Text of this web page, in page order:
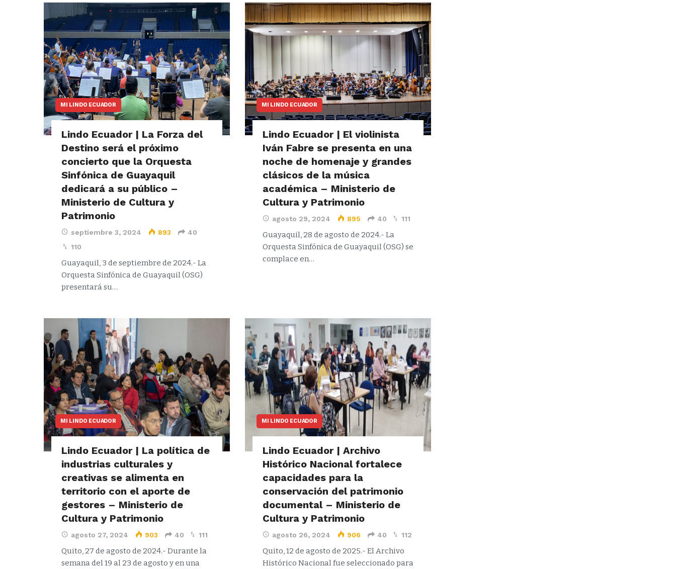
MI LINDO ECUADOR
Lindo Ecuador | La Forza del
Destino será el próximo
concierto que la Orquesta
Sinfónica de Guayaquil
dedicará a su público –
Ministerio de Cultura y
Patrimonio
septiembre 3, 2024 893
40
110
Guayaquil, 3 de septiembre de 2024.- La
Orquesta Sinfónica de Guayaquil (OSG)
presentará su…
MI LINDO ECUADOR
Lindo Ecuador | El violinista
Iván Fabre se presenta en una
noche de homenaje y grandes
clásicos de la música
académica – Ministerio de
Cultura y Patrimonio
agosto 29, 2024 895 40 111
Guayaquil, 28 de agosto de 2024.- La
Orquesta Sinfónica de Guayaquil (OSG) se
complace en…
MI LINDO ECUADOR
Lindo Ecuador | La política de
industrias culturales y
creativas se alimenta en
territorio con el aporte de
gestores – Ministerio de
Cultura y Patrimonio
agosto 27, 2024 903 40 111
Quito, 27 de agosto de 2024.- Durante la
semana del 19 al 23 de agosto y en una
MI LINDO ECUADOR
Lindo Ecuador | Archivo
Histórico Nacional fortalece
capacidades para la
conservación del patrimonio
documental – Ministerio de
Cultura y Patrimonio
agosto 26, 2024 906 40 112
Quito, 12 de agosto de 2025.- El Archivo
Histórico Nacional fue seleccionado para